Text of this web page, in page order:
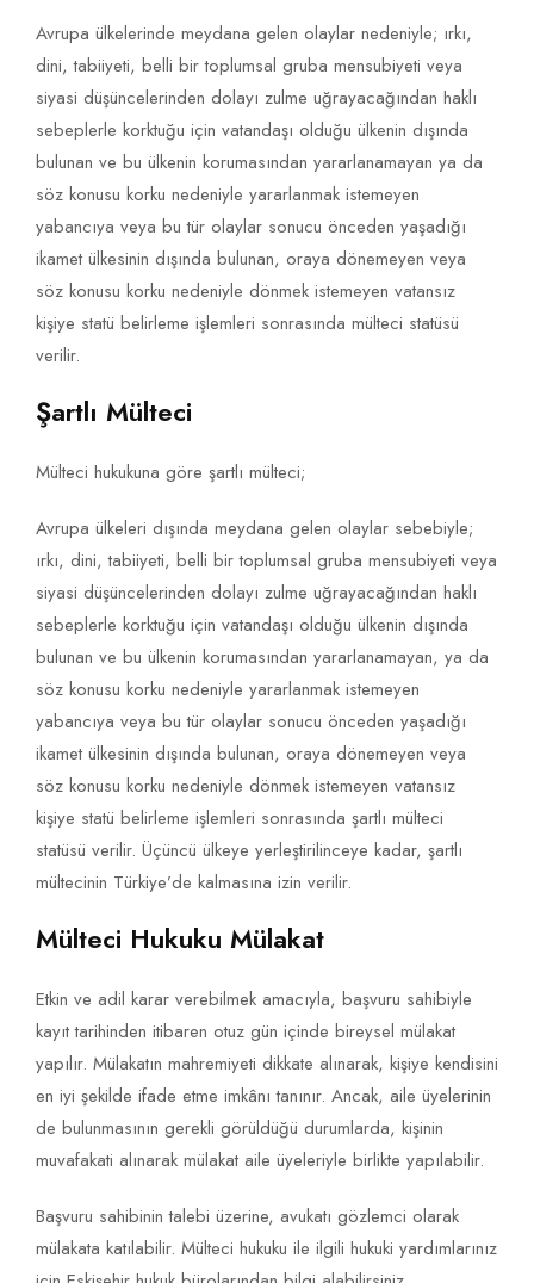
Avrupa ülkelerinde meydana gelen olaylar nedeniyle; ırkı,
dini, tabiiyeti, belli bir toplumsal gruba mensubiyeti veya
siyasi düşüncelerinden dolayı zulme uğrayacağından haklı
sebeplerle korktuğu için vatandaşı olduğu ülkenin dışında
bulunan ve bu ülkenin korumasından yararlanamayan ya da
söz konusu korku nedeniyle yararlanmak istemeyen
yabancıya veya bu tür olaylar sonucu önceden yaşadığı
ikamet ülkesinin dışında bulunan, oraya dönemeyen veya
söz konusu korku nedeniyle dönmek istemeyen vatansız
kişiye statü belirleme işlemleri sonrasında mülteci statüsü
verilir.
Şartlı Mülteci
Mülteci hukukuna göre şartlı mülteci;
Avrupa ülkeleri dışında meydana gelen olaylar sebebiyle;
ırkı, dini, tabiiyeti, belli bir toplumsal gruba mensubiyeti veya
siyasi düşüncelerinden dolayı zulme uğrayacağından haklı
sebeplerle korktuğu için vatandaşı olduğu ülkenin dışında
bulunan ve bu ülkenin korumasından yararlanamayan, ya da
söz konusu korku nedeniyle yararlanmak istemeyen
yabancıya veya bu tür olaylar sonucu önceden yaşadığı
ikamet ülkesinin dışında bulunan, oraya dönemeyen veya
söz konusu korku nedeniyle dönmek istemeyen vatansız
kişiye statü belirleme işlemleri sonrasında şartlı mülteci
statüsü verilir. Üçüncü ülkeye yerleştirilinceye kadar, şartlı
mültecinin Türkiye’de kalmasına izin verilir.
Mülteci Hukuku Mülakat
Etkin ve adil karar verebilmek amacıyla, başvuru sahibiyle
kayıt tarihinden itibaren otuz gün içinde bireysel mülakat
yapılır. Mülakatın mahremiyeti dikkate alınarak, kişiye kendisini
en iyi şekilde ifade etme imkânı tanınır. Ancak, aile üyelerinin
de bulunmasının gerekli görüldüğü durumlarda, kişinin
muvafakati alınarak mülakat aile üyeleriyle birlikte yapılabilir.
Başvuru sahibinin talebi üzerine, avukatı gözlemci olarak
mülakata katılabilir. Mülteci hukuku ile ilgili hukuki yardımlarınız